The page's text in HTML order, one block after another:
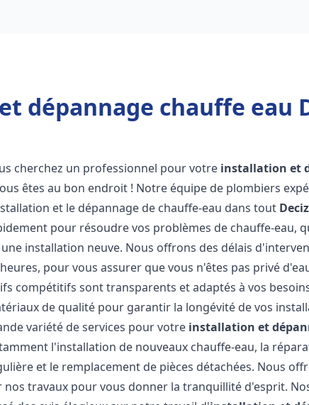
dépannage chauffe eau
cherchez un professionnel pour votre installation et
êtes au bon endroit ! Notre équipe de plombiers
et le dépannage de chauffe-eau dans tout
pour résoudre vos problèmes de chauffe-eau,
installation neuve. Nous offrons des délais
pour vous assurer que vous n'êtes pas privé
compétitifs sont transparents et adaptés à vos
de qualité pour garantir la longévité de vos
variété de services pour votre installation et
l'installation de nouveaux chauffe-eau, la
et le remplacement de pièces détachées. Nous
nos travaux pour vous donner la tranquillité d'esprit.